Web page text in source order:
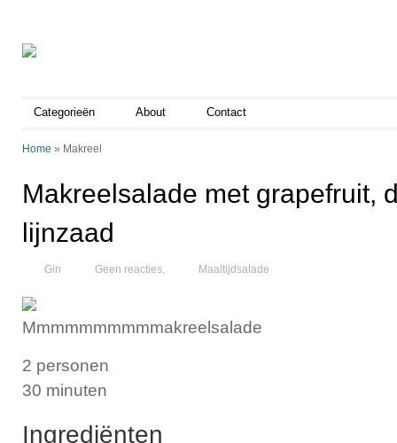
Categorieën About Contact
Home » Makreel
Makreelsalade met grapefruit,
lijnzaad
Gin Geen reacties. Maaltijdsalade
Mmmmmmmmmmakreelsalade
2 personen
30 minuten
Ingrediënten